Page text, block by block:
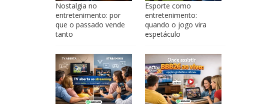
Nostalgia no
entretenimento: por
que o passado vende
tanto
Esporte como
entretenimento:
quando o jogo vira
espetáculo